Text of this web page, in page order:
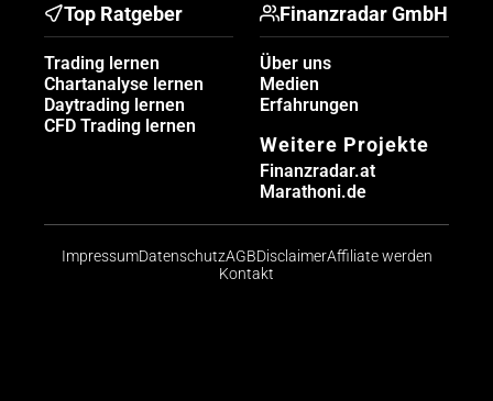
Top Ratgeber
Trading lernen
Chartanalyse lernen
Daytrading lernen
CFD Trading lernen
Finanzradar GmbH
Über uns
Medien
Erfahrungen
Weitere Projekte
Finanzradar.at
Marathoni.de
ImpressumDatenschutzAGBDisclaimerAffiliate werden
Kontakt